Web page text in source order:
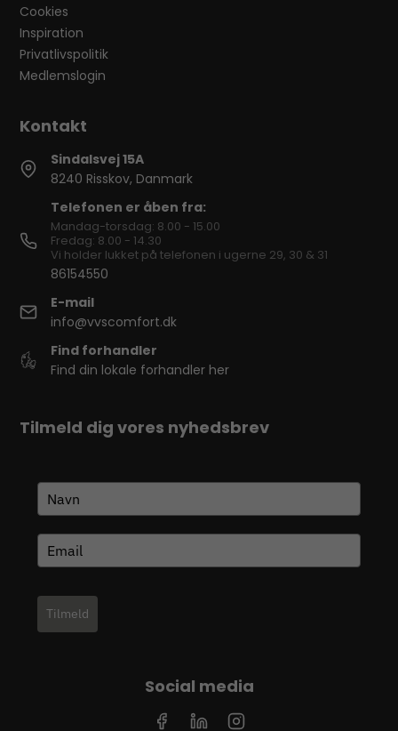
Cookies
Inspiration
Privatlivspolitik
Medlemslogin
Sindalsvej 15A
8240 Risskov, Danmark
Telefonen er åben fra:
Mandag-torsdag: 8.00 - 15.00
Fredag: 8.00 - 14.30
Vi holder lukket på telefonen i ugerne 29, 30 & 31
86154550
E-mail
info@vvscomfort.dk
Find forhandler
Find din lokale forhandler her
Tilmeld dig vores nyhedsbrev
Tilmeld
Social media